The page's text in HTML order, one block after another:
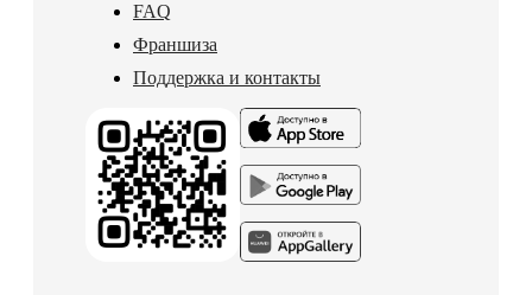
FAQ
Франшиза
Поддержка и контакты